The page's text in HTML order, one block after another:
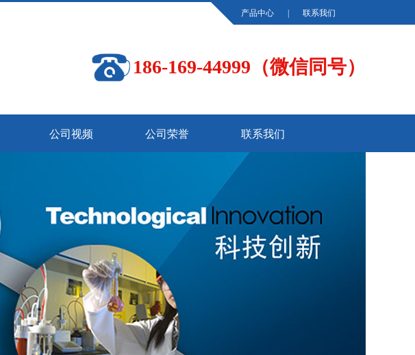
186-169-44999（微信同号）
产品中心 联系我们
公司视频 公司荣誉 联系我们